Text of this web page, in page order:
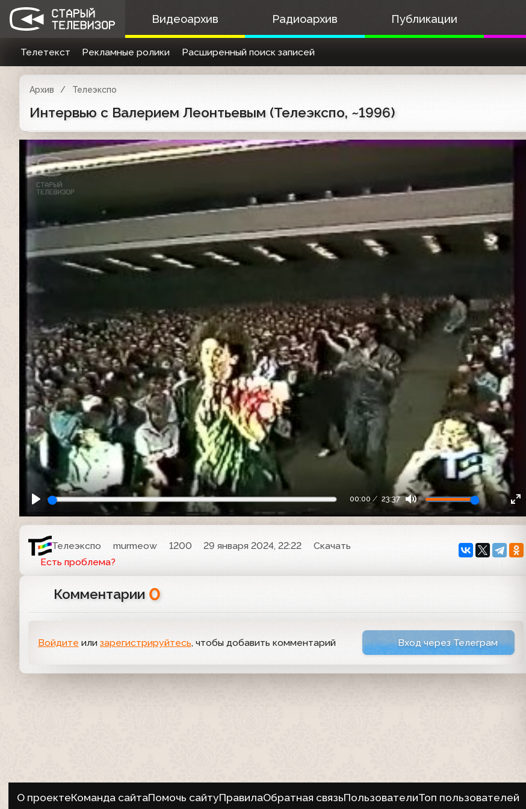
Видеоархив Радиоархив Публикации
Телетекст Рекламные ролики Расширенный поиск записей
Архив Телеэкспо
Интервью с Валерием Леонтьевым (Телеэкспо, ~1996)
00:00 23:37
Телеэкспо murmeow 1200 29 января 2024, 22:22
Скачать
Есть проблема?
Комментарии 0
Войдите или зарегистрируйтесь, чтобы добавить комментарий Вход через Телеграм
О проектеКоманда сайтаПомочь сайтуПравилаОбратная связьПользователиТоп пользователей